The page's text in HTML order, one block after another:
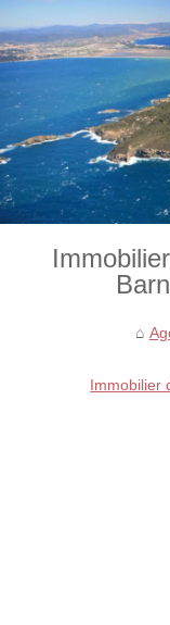
Immobilier